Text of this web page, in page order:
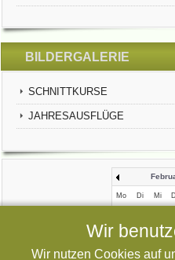
BILDERGALERIE
SCHNITTKURSE
JAHRESAUSFLÜGE
Mo Di Mi
6 7 8
13 14 15
Wir
Wir nutzen Cookies auf